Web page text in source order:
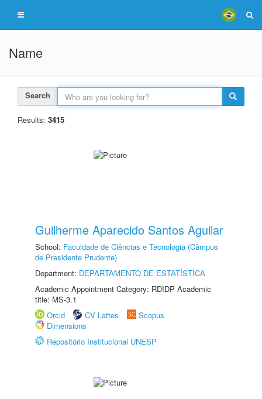
Name
Search
Results: 3415
Guilherme Aparecido Santos Aguilar
School: Faculdade de Ciências e Tecnologia (Câmpus
de Presidente Prudente)
Department: DEPARTAMENTO DE ESTATÍSTICA
Academic Appointment Category: RDIDP Academic
title: MS-3.1
Orcid
CV Lattes
Scopus
Dimensions
Repositório Institucional UNESP